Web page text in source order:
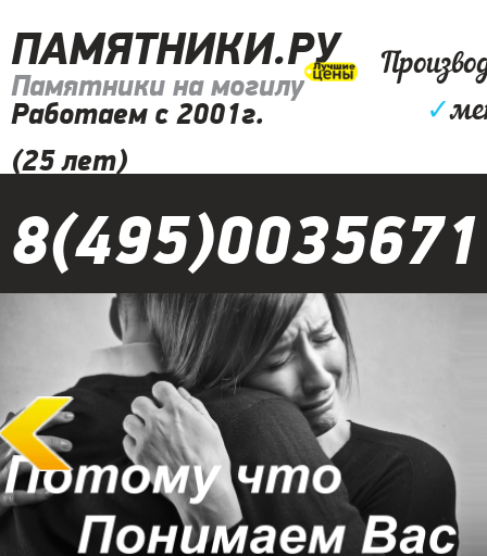
ПАМЯТНИКИ.РУ
Памятники на могилу
Работаем с 2001г.
(25 лет)
✓
8(495)0035671